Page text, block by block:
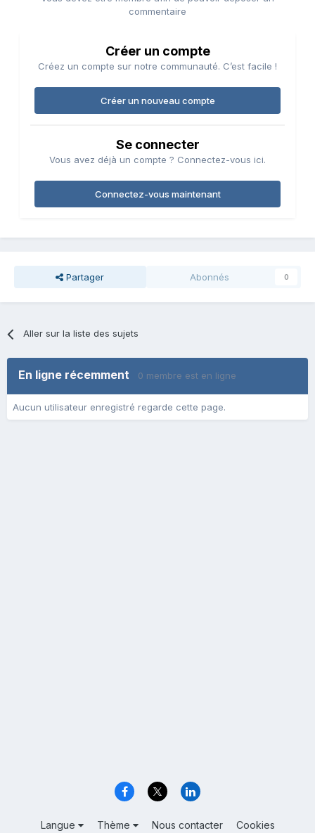
commentaire
Créer un compte
Créez un compte sur notre communauté. C’est facile !
Créer un nouveau compte
Se connecter
Vous avez déjà un compte ? Connectez-vous ici.
Connectez-vous maintenant
Partager Abonnés 0
Aller sur la liste des sujets
En ligne récemment 0 membre est en ligne
Aucun utilisateur enregistré regarde cette page.
Langue Thème Nous contacter Cookies